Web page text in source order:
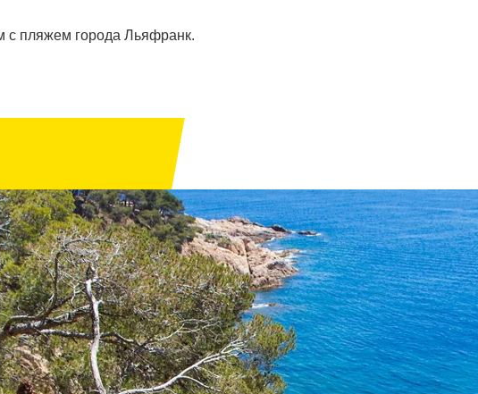
с пляжем города Льяфранк.